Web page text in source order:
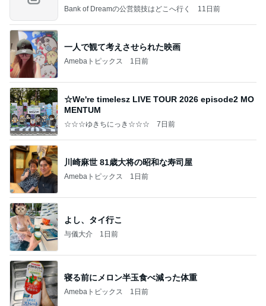
Bank of Dreamの公営競技はどこへ行く 11日前
一人で観て考えさせられた映画
Amebaトピックス 1日前
☆We're timelesz LIVE TOUR 2026 episode2 MO
MENTUM
☆☆☆ゆきちにっき☆☆☆ 7日前
川崎麻世 81歳大将の昭和な寿司屋
Amebaトピックス 1日前
よし、タイ行こ
与儀大介 1日前
寝る前にメロン半玉食べ減った体重
Amebaトピックス 1日前